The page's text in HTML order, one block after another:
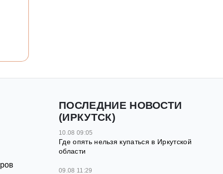
ПОСЛЕДНИЕ НОВОСТИ
(ИРКУТСК)
10.08 09:05
Где опять нельзя купаться в Иркутской
области
09.08 11:29